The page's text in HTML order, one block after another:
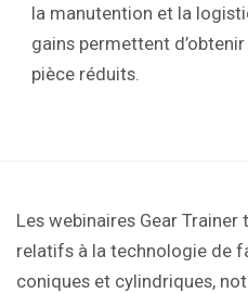
la manutention et la
gains permettent
pièce réduits.
Les webinaires Gear
relatifs à la technologie de
coniques et cylindriques,